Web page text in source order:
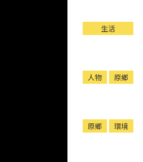
生活
人物 原鄉
原鄉 環境